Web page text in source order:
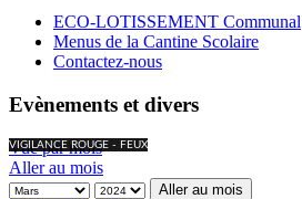
ECO-LOTISSEMENT Communal
Menus de la Cantine Scolaire
Contactez-nous
Evènements et divers
VIGILANCE ROUGE - FEUX
Vue par mois
Aller au mois
Aller au mois